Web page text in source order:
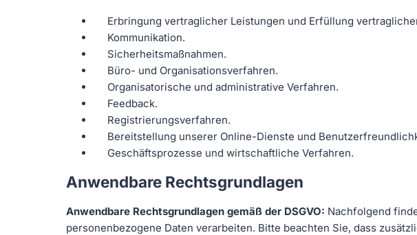
Erbringung vertraglicher Leistungen und Erfüllung
Kommunikation.
Sicherheitsmaßnahmen.
Büro- und Organisationsverfahren.
Organisatorische und administrative Verfahren.
Feedback.
Registrierungsverfahren.
Bereitstellung unserer Online-Dienste und
Geschäftsprozesse und wirtschaftliche Verfahren.
Anwendbare Rechtsgrundlagen
Anwendbare Rechtsgrundlagen gemäß der DSGVO: Nachfolgend
personenbezogene Daten verarbeiten. Bitte beachten Sie, dass